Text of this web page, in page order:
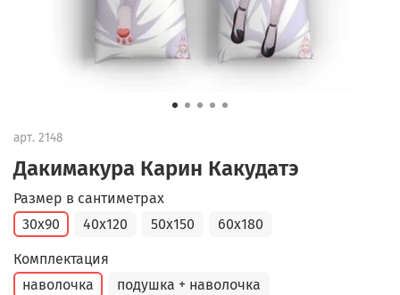
арт. 2148
Дакимакура Карин Какудатэ
Размер в сантиметрах
30x90
40x120 50x150 60x180
Комплектация
наволочка
подушка + наволочка